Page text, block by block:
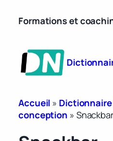
Formations et
Accueil » Dictionnaire
conception »